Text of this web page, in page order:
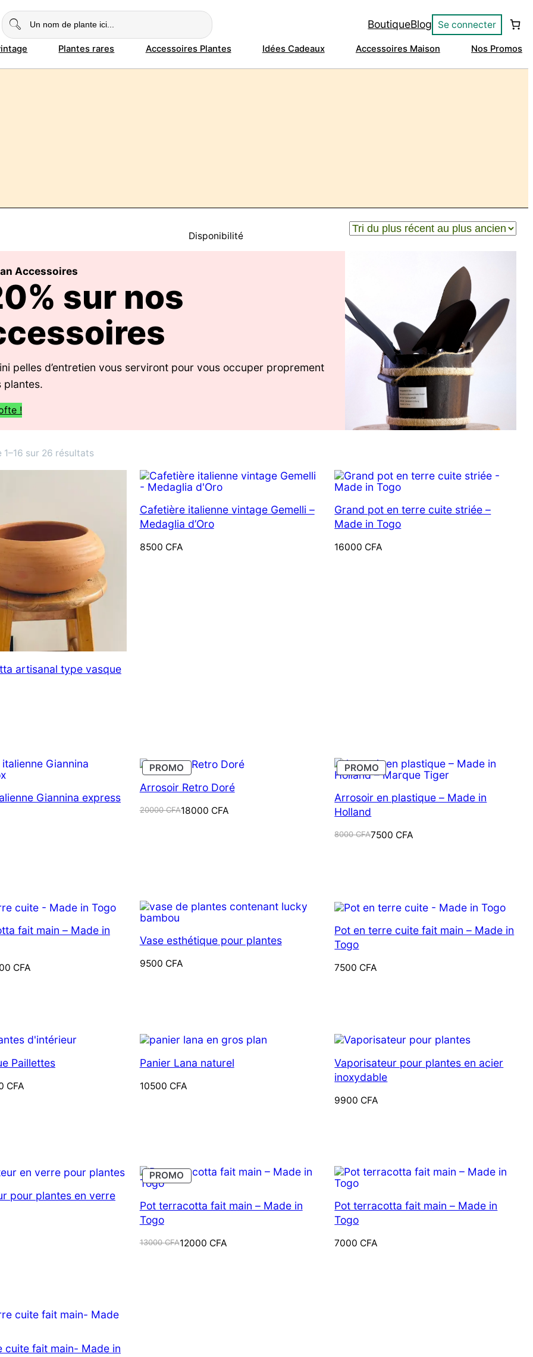
BoutiqueBlog Se connecter
Plantes rares Accessoires Plantes Idées Cadeaux Accessoires Maison Nos Promos
Disponibilité
Accessoires
sur nos
pelles d’entretien vous serviront pour vous occuper proprement
plantes.
!
sur 26 résultatsTrié
ancien
artisanal type vasque
Cafetière italienne vintage Gemelli –
Medaglia d’Oro
8500 CFA
Grand pot en terre cuite striée –
Made in Togo
16000 CFA
Giannina express
PROMO PRODUIT
EN
PROMOTION
Arrosoir Retro Doré
20000CFA
Le
18000 CFA
Le
PROMOPRODUIT
EN
Arrosoir en plastique – Made in
Holland
8000CFA
Le
7500 CFA
Le
fait main – Made in
CFA
Vase esthétique pour plantes
9500 CFA
Pot en terre cuite fait main – Made in
Togo
7500 CFA
Paillettes
CFA
Panier Lana naturel
10500 CFA
Vaporisateur pour plantes en acier
inoxydable
9900 CFA
pour plantes en verre
PROMO PRODUIT
EN
Pot terracotta fait main – Made in
Togo
13000CFA
Le
12000 CFA
Le
Pot terracotta fait main – Made in
Togo
7000 CFA
cuite fait main- Made in